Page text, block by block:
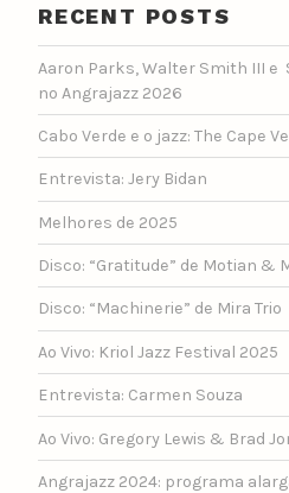
RECENT POSTS
Aaron Parks, Walter Smith III e
no Angrajazz 2026
Cabo Verde e o jazz: The Cape
Entrevista: Jery Bidan
Melhores de 2025
Disco: “Gratitude” de Motian &
Disco: “Machinerie” de Mira Trio
Ao Vivo: Kriol Jazz Festival 2025
Entrevista: Carmen Souza
Ao Vivo: Gregory Lewis & Brad
Angrajazz 2024: programa